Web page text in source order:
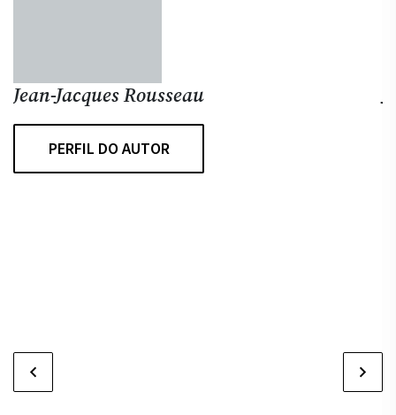
Jean-Jacques Rousseau
PERFIL DO AUTOR